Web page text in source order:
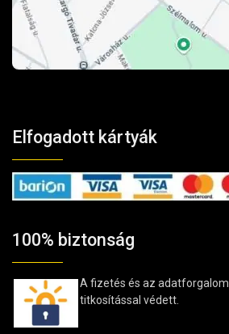
Elfogadott kártyák
100% biztonság
A fizetés és az adatforgalom
titkosítással védett.